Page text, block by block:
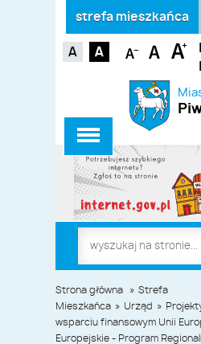
strefa mieszkańca
Strona główna » Strefa
Mieszkańca » Urząd »
wsparciu finansowym Unii
Europejskie - Program